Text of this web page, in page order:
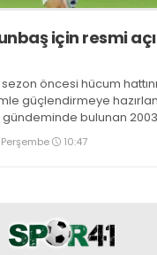
için resmi
öncesi hücum
güçlendirmeye
gündeminde bulunan
transferinde sona
10:47